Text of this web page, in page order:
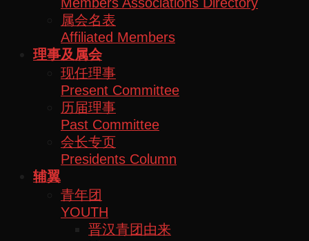
Members Associations Directory
属会名表
Affiliated Members
理事及属会
现任理事
Present Committee
历届理事
Past Committee
会长专页
Presidents Column
辅翼
青年团
YOUTH
晋汉青团由来